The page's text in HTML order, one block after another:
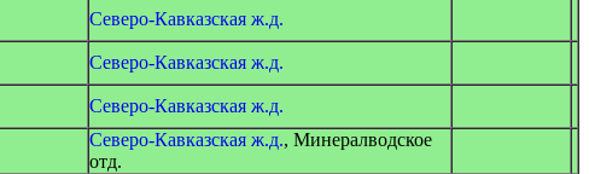
Северо-Кавказская ж.д.
Северо-Кавказская ж.д.
Северо-Кавказская ж.д.
Северо-Кавказская ж.д., Минералводское
отд.